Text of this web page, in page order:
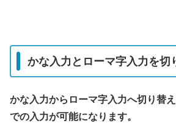
かな入力とローマ字入力を切
かな入力からローマ字入力へ切り替
での入力が可能になります。